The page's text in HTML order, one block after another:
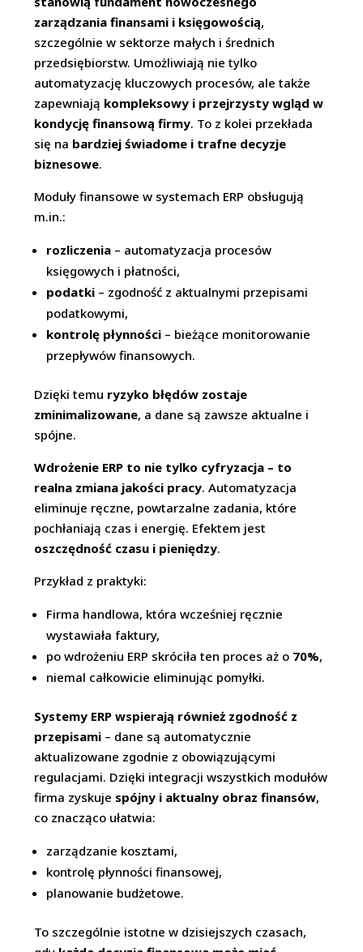
zarządzania finansami i księgowością,
szczególnie w sektorze małych i średnich
przedsiębiorstw. Umożliwiają nie tylko
automatyzację kluczowych procesów, ale także
zapewniają kompleksowy i przejrzysty wgląd w
kondycję finansową firmy. To z kolei przekłada
się na bardziej świadome i trafne decyzje
biznesowe.
Moduły finansowe w systemach ERP obsługują
m.in.:
rozliczenia – automatyzacja procesów
księgowych i płatności,
podatki – zgodność z aktualnymi przepisami
podatkowymi,
kontrolę płynności – bieżące monitorowanie
przepływów finansowych.
Dzięki temu ryzyko błędów zostaje
zminimalizowane, a dane są zawsze aktualne i
spójne.
Wdrożenie ERP to nie tylko cyfryzacja – to
realna zmiana jakości pracy. Automatyzacja
eliminuje ręczne, powtarzalne zadania, które
pochłaniają czas i energię. Efektem jest
oszczędność czasu i pieniędzy.
Przykład z praktyki:
Firma handlowa, która wcześniej ręcznie
wystawiała faktury,
po wdrożeniu ERP skróciła ten proces aż o 70%,
niemal całkowicie eliminując pomyłki.
Systemy ERP wspierają również zgodność z
przepisami – dane są automatycznie
aktualizowane zgodnie z obowiązującymi
regulacjami. Dzięki integracji wszystkich modułów
firma zyskuje spójny i aktualny obraz finansów,
co znacząco ułatwia:
zarządzanie kosztami,
kontrolę płynności finansowej,
planowanie budżetowe.
To szczególnie istotne w dzisiejszych czasach,